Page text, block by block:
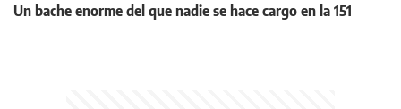
Un bache enorme del que nadie se hace cargo en la 151